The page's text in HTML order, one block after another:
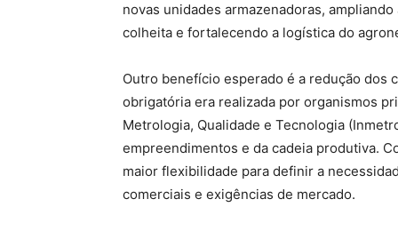
novas unidades armazenadoras,
colheita e fortalecendo a logística do
Outro benefício esperado é a redução dos
obrigatória era realizada por organismos
Metrologia, Qualidade e Tecnologia
empreendimentos e da cadeia produtiva.
maior flexibilidade para definir a
comerciais e exigências de mercado.